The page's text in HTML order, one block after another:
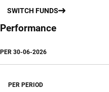
SWITCH FUNDS
Performance
PER 30-06-2026
PER PERIOD